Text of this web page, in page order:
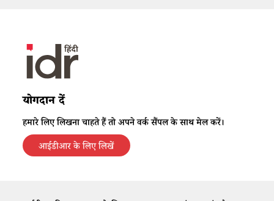
योगदान दें
हमारे लिए लिखना चाहते हैं तो अपने वर्क सैंपल के साथ मेल करें।
आईडीआर के लिए लिखें